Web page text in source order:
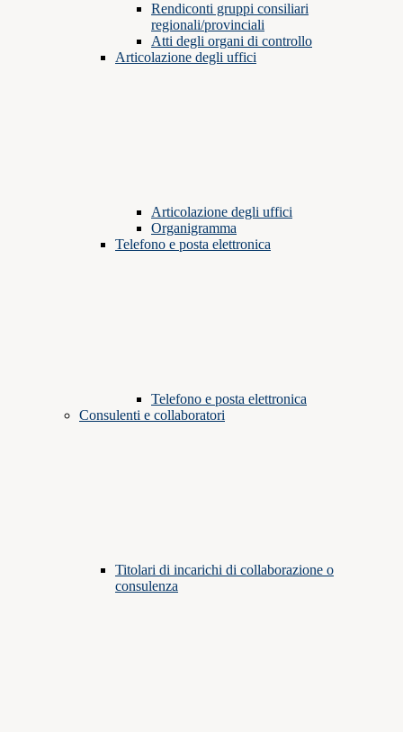
Rendiconti gruppi consiliari
regionali/provinciali
Atti degli organi di controllo
Articolazione degli uffici
Articolazione degli uffici
Organigramma
Telefono e posta elettronica
Telefono e posta elettronica
Consulenti e collaboratori
Titolari di incarichi di collaborazione o
consulenza